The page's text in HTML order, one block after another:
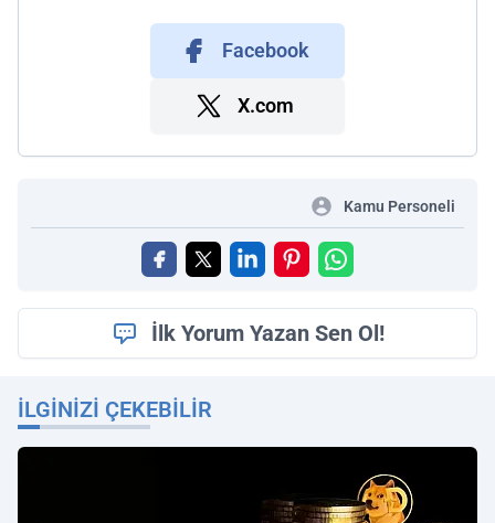
Facebook
X.com
Kamu Personeli
İlk Yorum Yazan Sen Ol!
İLGINIZI ÇEKEBILIR